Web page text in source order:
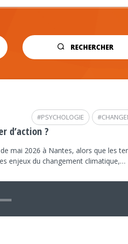
RECHERCHER
#
#PSYCHOLOGIE
d’action ?
mai 2026 à Nantes, alors que les
enjeux du changement climatique,…